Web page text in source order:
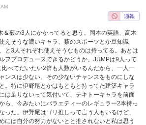
＆薮の3人にかかってると思う。岡本の英語、高木
えそうな濃いキャラ、薮のスポーツとか豆知識
と3人それぞれ使えそうなものは持ってる。あとは
フプロデュースできるかどうか。JUMPは9人って
べてだいたい2倍も人数がいるんだから、一人一
ンスは少ない。その少ないチャンスをものにしな
。特に伊野尾とかはもともと持ってた建築キャラ
は足りないって気付いて、テキトーキャラを前面
ら、今みたいにバラエティーのレギュラー2本持っ
った。伊野尾はゴリ推しって言う人もいるけど、
には自分の努力がないとと推されないと私は思う